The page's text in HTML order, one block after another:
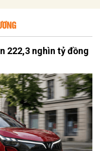
222,3 nghìn tỷ đồng